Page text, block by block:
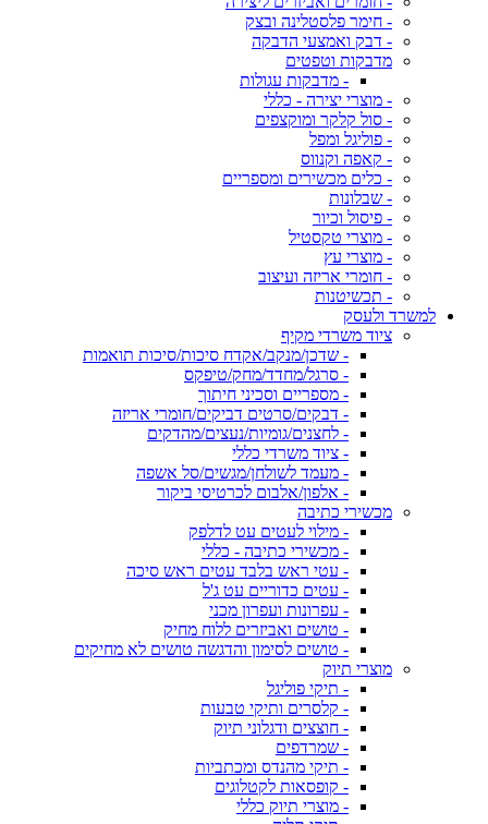
- חימר פלסטלינה ובצק
- דבק ואמצעי הדבקה
מדבקות וטפטים
- מדבקות עגולות
- מוצרי יצירה - כללי
- סול קלקר ומוקצפים
- פוליגל ומפל
- קאפה וקנווס
- כלים מכשירים ומספריים
- שבלונות
- פיסול וכיור
- מוצרי טקסטיל
- מוצרי עץ
- חומרי אריזה ועיצוב
- תכשיטנות
למשרד ולעסק
ציוד משרדי מקיף
- שדכן/מנקב/אקדח סיכות/סיכות תואמות
- סרגל/מחדד/מחק/טיפקס
- מספריים וסכיני חיתוך
- דבקים/סרטים דביקים/חומרי אריזה
- לחצנים/גומיות/נעצים/מהדקים
- ציוד משרדי כללי
- מעמד לשולחן/מגשים/סל אשפה
- אלפון/אלבום לכרטיסי ביקור
מכשירי כתיבה
- מילוי לעטים עט לדלפק
- מכשירי כתיבה - כללי
- עטי ראש בלבד עטים ראש סיכה
- עטים כדוריים עט ג'ל
- עפרונות ועפרון מכני
- טושים ואביזרים ללוח מחיק
- טושים לסימון והדגשה טושים לא מחיקים
מוצרי תיוק
- תיקי פוליגל
- קלסרים ותיקי טבעות
- חוצצים ודגלוני תיוק
- שמרדפים
- תיקי מהנדס ומכתביות
- קופסאות לקטלוגים
- מוצרי תיוק כללי